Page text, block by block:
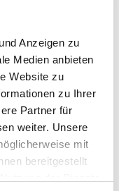
Anzeigen zu
Medien anbieten
Website zu
zu Ihrer
Partner für
weiter. Unsere
mit
bereitgestellt